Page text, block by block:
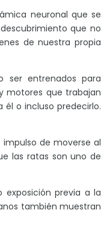
neuronal que se
que no
de nuestra propia
ser entrenados para
motores que trabajan
o incluso predecirlo.
de moverse al
las ratas son uno de
previa a la
también muestran